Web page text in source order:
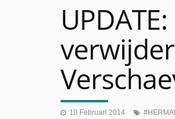
10 Februari 2014